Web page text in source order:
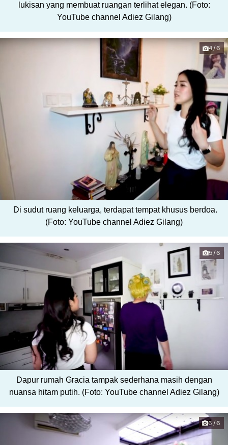
lukisan yang membuat ruangan terlihat elegan. (Foto:
YouTube channel Adiez Gilang)
4/6
Di sudut ruang keluarga, terdapat tempat khusus berdoa.
(Foto: YouTube channel Adiez Gilang)
5/6
Dapur rumah Gracia tampak sederhana masih dengan
nuansa hitam putih. (Foto: YouTube channel Adiez Gilang)
6/6